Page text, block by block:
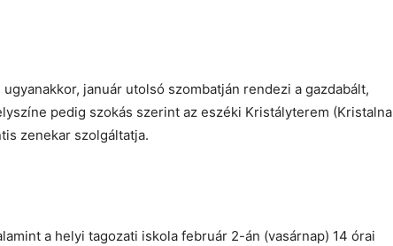
január utolsó szombatján rendezi a gazdabált,
pedig szokás szerint az eszéki Kristályterem (Kristalna
zenekar szolgáltatja.
a helyi tagozati iskola február 2-án (vasárnap) 14 órai